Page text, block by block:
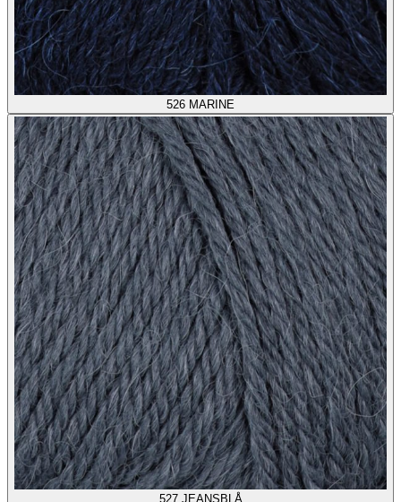
526 MARINE
527 JEANSBLÅ